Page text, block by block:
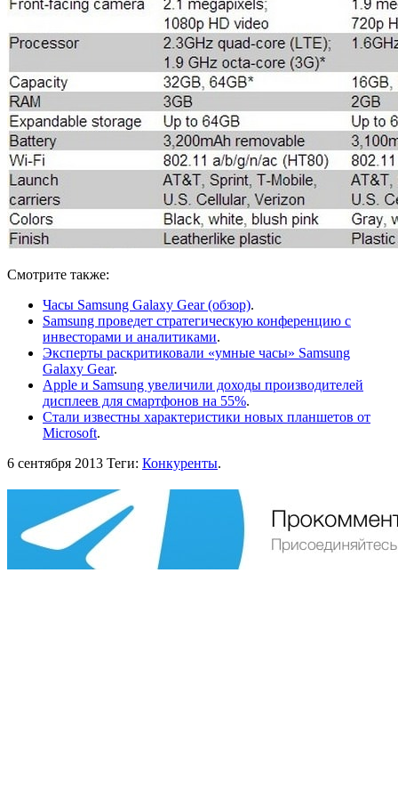
Смотрите также:
Часы Samsung Galaxy Gear (обзор).
Samsung проведет стратегическую конференцию с
инвесторами и аналитиками.
Эксперты раскритиковали «умные часы» Samsung
Galaxy Gear.
Apple и Samsung увеличили доходы производителей
дисплеев для смартфонов на 55%.
Стали известны характеристики новых планшетов от
Microsoft.
6 сентября 2013 Теги: Конкуренты.